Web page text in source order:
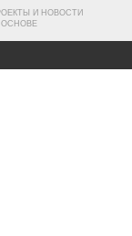
И НОВОСТИ
ОСНОВЕ